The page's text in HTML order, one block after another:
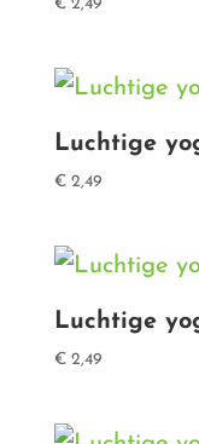
€2,49
Luchtige
€2,49
Luchtige
€2,49